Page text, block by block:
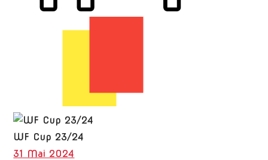
WF Cup 23/24
31 Mai 2024